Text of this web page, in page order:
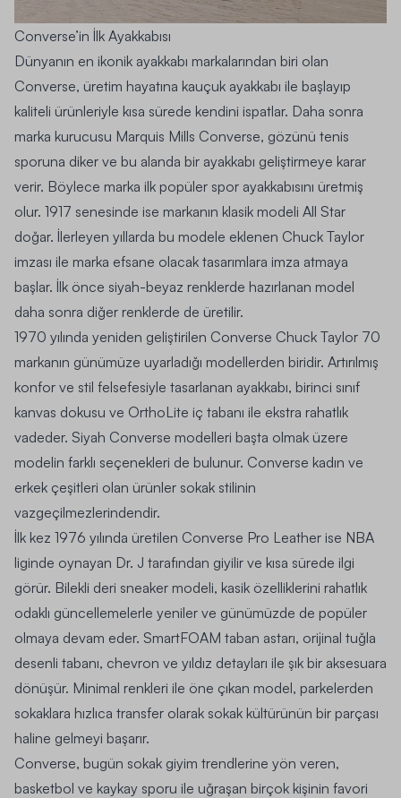
Converse’in İlk Ayakkabısı
Dünyanın en ikonik ayakkabı markalarından biri olan
Converse, üretim hayatına kauçuk ayakkabı ile başlayıp
kaliteli ürünleriyle kısa sürede kendini ispatlar. Daha sonra
marka kurucusu Marquis Mills Converse, gözünü tenis
sporuna diker ve bu alanda bir ayakkabı geliştirmeye karar
verir. Böylece marka ilk popüler spor ayakkabısını üretmiş
olur. 1917 senesinde ise markanın klasik modeli All Star
doğar. İlerleyen yıllarda bu modele eklenen Chuck Taylor
imzası ile marka efsane olacak tasarımlara imza atmaya
başlar. İlk önce siyah-beyaz renklerde hazırlanan model
daha sonra diğer renklerde de üretilir.
1970 yılında yeniden geliştirilen Converse Chuck Taylor 70
markanın günümüze uyarladığı modellerden biridir. Artırılmış
konfor ve stil felsefesiyle tasarlanan ayakkabı, birinci sınıf
kanvas dokusu ve OrthoLite iç tabanı ile ekstra rahatlık
vadeder. Siyah Converse modelleri başta olmak üzere
modelin farklı seçenekleri de bulunur. Converse kadın ve
erkek çeşitleri olan ürünler sokak stilinin
vazgeçilmezlerindendir.
İlk kez 1976 yılında üretilen Converse Pro Leather ise NBA
liginde oynayan Dr. J tarafından giyilir ve kısa sürede ilgi
görür. Bilekli deri sneaker modeli, kasik özelliklerini rahatlık
odaklı güncellemelerle yeniler ve günümüzde de popüler
olmaya devam eder. SmartFOAM taban astarı, orijinal tuğla
desenli tabanı, chevron ve yıldız detayları ile şık bir aksesuara
dönüşür. Minimal renkleri ile öne çıkan model, parkelerden
sokaklara hızlıca transfer olarak sokak kültürünün bir parçası
haline gelmeyi başarır.
Converse, bugün sokak giyim trendlerine yön veren,
basketbol ve kaykay sporu ile uğraşan birçok kişinin favori